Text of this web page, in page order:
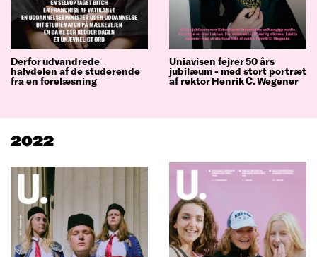
Derfor udvandrede
halvdelen af de studerende
fra en forelæsning
Uniavisen fejrer 50 års
jubilæum - med stort portræt
af rektor Henrik C. Wegener
2022